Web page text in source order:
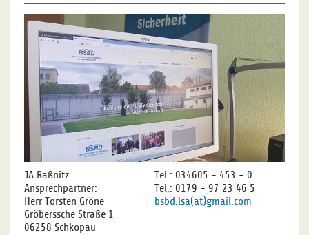
JA Raßnitz
Ansprechpartner:
Herr Torsten Gröne
Gröberssche Straße 1
06258 Schkopau
Tel.: 034605 - 453 - 0
Tel.: 0179 - 97 23 46 5
bsbd.lsa(at)gmail.com